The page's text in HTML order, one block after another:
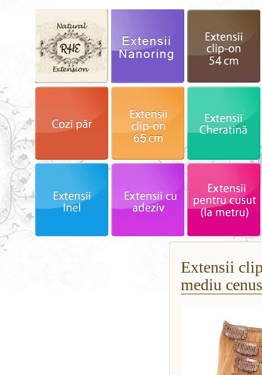
Extensii
mediu